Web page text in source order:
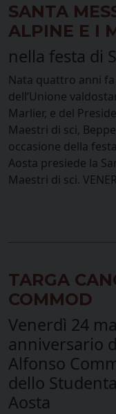
SANTA
ALPINE E I
nella festa di
Nata quattro anni
dell’Unione
Marlier, e del
Maestri di sci,
occasione della
Aosta presiede la
Maestri di sci.
TARGA
COMMOD
Venerdì 24
anniversario
Alfonso
dello
Aosta